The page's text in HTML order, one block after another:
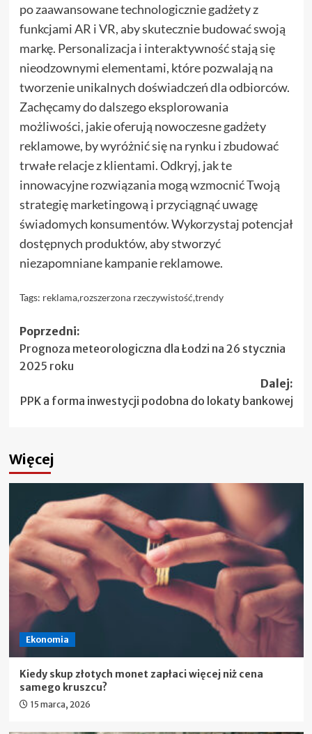
po zaawansowane technologicznie gadżety z
funkcjami AR i VR, aby skutecznie budować swoją
markę. Personalizacja i interaktywność stają się
nieodzownymi elementami, które pozwalają na
tworzenie unikalnych doświadczeń dla odbiorców.
Zachęcamy do dalszego eksplorowania
możliwości, jakie oferują nowoczesne gadżety
reklamowe, by wyróżnić się na rynku i zbudować
trwałe relacje z klientami. Odkryj, jak te
innowacyjne rozwiązania mogą wzmocnić Twoją
strategię marketingową i przyciągnąć uwagę
świadomych konsumentów. Wykorzystaj potencjał
dostępnych produktów, aby stworzyć
niezapomniane kampanie reklamowe.
Tags: reklama,rozszerzona rzeczywistość,trendy
Zobacz
wpisy
Poprzedni:
Prognoza meteorologiczna dla Łodzi na 26 stycznia
2025 roku
Dalej:
PPK a forma inwestycji podobna do lokaty bankowej
Więcej
Ekonomia
Kiedy skup złotych monet zapłaci więcej niż cena
samego kruszcu?
15 marca, 2026